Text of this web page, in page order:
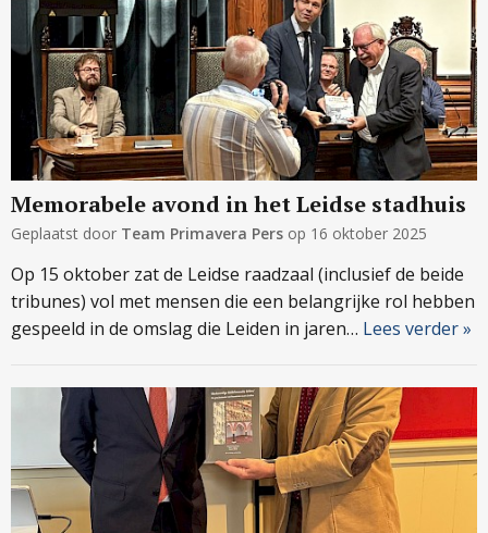
Memorabele avond in het Leidse stadhuis
Geplaatst door Team Primavera Pers op 16 oktober 2025
Op 15 oktober zat de Leidse raadzaal (inclusief de beide
tribunes) vol met mensen die een belangrijke rol hebben
gespeeld in de omslag die Leiden in jaren… Lees verder »